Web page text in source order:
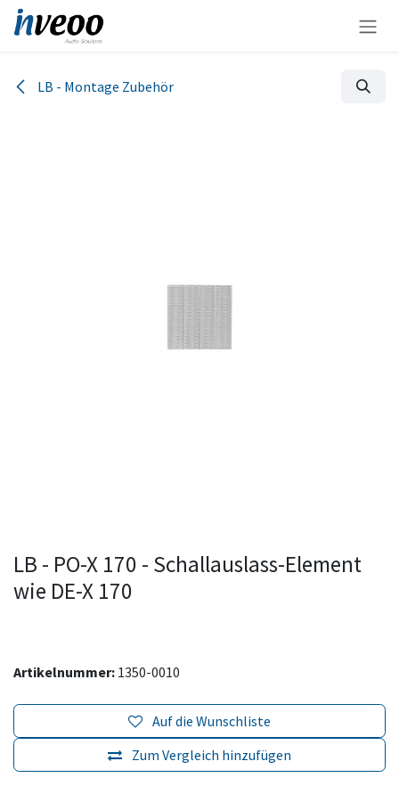
Zum Inhalt springen
LB - Montage Zubehör
LB - PO-X 170 - Schallauslass-Element
wie DE-X 170
Artikelnummer: 1350-0010
Zum Vergleich hinzufügen
Auf die Wunschliste